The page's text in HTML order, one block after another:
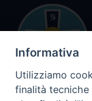
Informativa
Utilizziamo
finalità tecniche